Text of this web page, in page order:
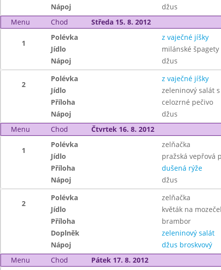
Nápoj
džus
Menu
Chod Středa 15. 8. 2012
1
Polévka
z vaječné jíšky
Jídlo
milánské
Nápoj
džus
2
Polévka
z vaječné jíšky
Jídlo
zeleninový salát
Příloha
celozrné pečivo
Nápoj
džus
Menu
Chod Čtvrtek 16. 8. 2012
1
Polévka
zelňačka
Jídlo
pražská vepřová
Příloha
dušená rýže
Nápoj
džus
2
Polévka
zelňačka
Jídlo
květák na
Příloha
brambor
Doplněk
zeleninový salát
Nápoj
džus broskvový
Menu
Chod Pátek 17. 8. 2012